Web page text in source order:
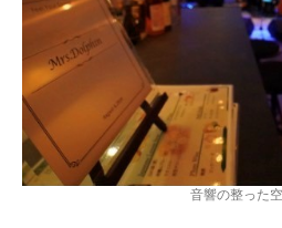
音響の整った